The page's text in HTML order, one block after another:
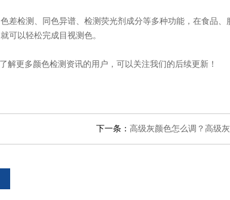
检测、同色异谱、检测荧光剂成分等多种功能，在食品、
可以轻松完成目视测色。
解更多颜色检测资讯的用户，可以关注我们的后续更新！
下一条： 高级灰颜色怎么调？高级